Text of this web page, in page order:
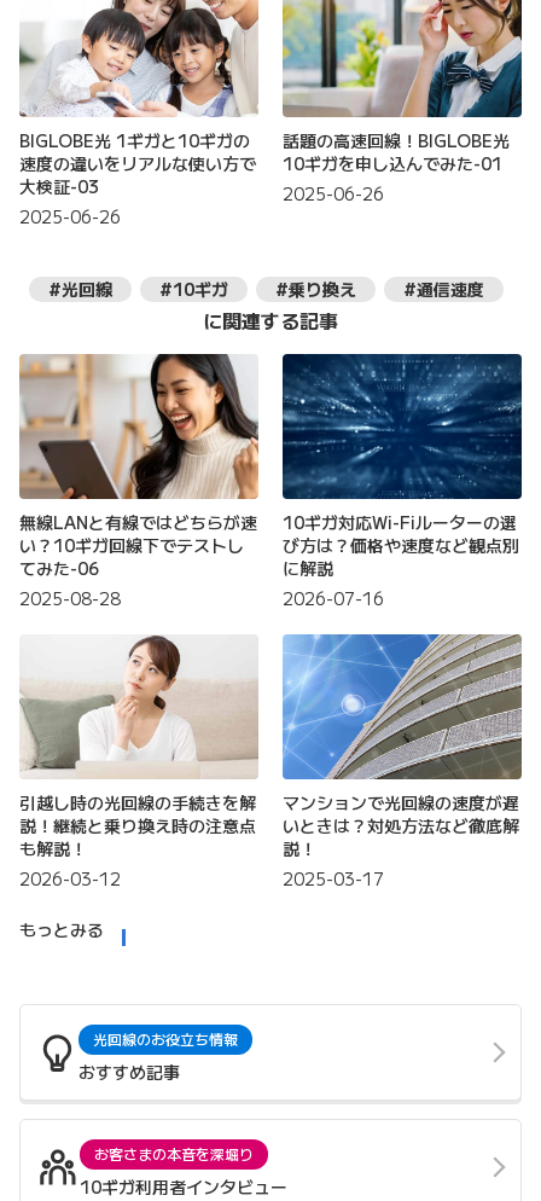
BIGLOBE光 1ギガと10ギガの
速度の違いをリアルな使い方で
大検証-03
2025-06-26
話題の高速回線！BIGLOBE光
10ギガを申し込んでみた-01
2025-06-26
#光回線 #10ギガ #乗り換え #通信速度
に関連する記事
無線LANと有線ではどちらが速
い？10ギガ回線下でテストし
てみた-06
2025-08-28
10ギガ対応Wi-Fiルーターの選
び方は？価格や速度など観点別
に解説
2026-07-16
引越し時の光回線の手続きを解
説！継続と乗り換え時の注意点
も解説！
2026-03-12
マンションで光回線の速度が遅
いときは？対処方法など徹底解
説！
2025-03-17
もっとみる
光回線のお役立ち情報
おすすめ記事
お客さまの本音を深堀り
10ギガ利用者インタビュー